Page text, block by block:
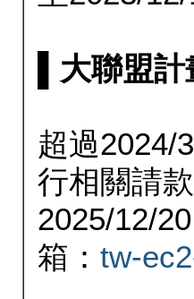
▌大聯盟
超過2024/
行相關請
2025/12/
箱： tw-